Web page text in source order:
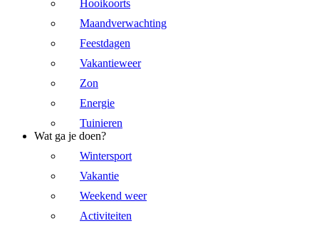
Hooikoorts
Maandverwachting
Feestdagen
Vakantieweer
Zon
Energie
Tuinieren
Wat ga je doen?
Wintersport
Vakantie
Weekend weer
Activiteiten